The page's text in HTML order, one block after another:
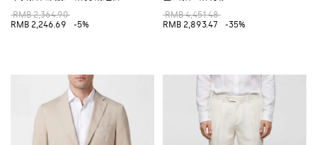
RMB 2,364.90
RMB 2,246.69
-5%
RMB 4,451.48
RMB 2,893.47
-35%